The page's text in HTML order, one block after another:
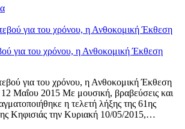
για του χρόνου, η Ανθοκομική Έκθεση
για του χρόνου, η Ανθοκομική Έκθεση
Μαΐου 2015 Με μουσική, βραβεύσεις και
η τελετή λήξης της 61ης
Κηφισιάς την Κυριακή 10/05/2015,…